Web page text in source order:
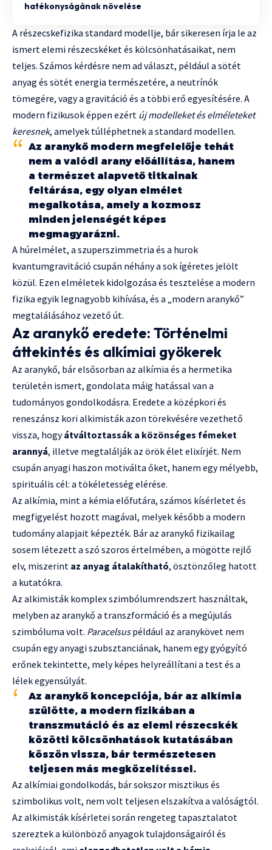
hatékonyságának növelése
A részecskefizika standard modellje, bár sikeresen írja le az
ismert elemi részecskéket és kölcsönhatásaikat, nem
teljes. Számos kérdésre nem ad választ, például a sötét
anyag és sötét energia természetére, a neutrínók
tömegére, vagy a gravitáció és a többi erő egyesítésére. A
modern fizikusok éppen ezért új modelleket és elméleteket
keresnek, amelyek túlléphetnek a standard modellen.
Az aranykő modern megfelelője tehát
nem a valódi arany előállítása, hanem
a természet alapvető titkainak
feltárása, egy olyan elmélet
megalkotása, amely a kozmosz
minden jelenségét képes
megmagyarázni.
A húrelmélet, a szuperszimmetria és a hurok
kvantumgravitáció csupán néhány a sok ígéretes jelölt
közül. Ezen elméletek kidolgozása és tesztelése a modern
fizika egyik legnagyobb kihívása, és a „modern aranykő”
megtalálásához vezető út.
Az aranykő eredete: Történelmi
áttekintés és alkímiai gyökerek
Az aranykő, bár elsősorban az alkímia és a hermetika
területén ismert, gondolata máig hatással van a
tudományos gondolkodásra. Eredete a középkori és
reneszánsz kori alkimisták azon törekvésére vezethető
vissza, hogyátváltoztassák a közönséges fémeket
arannyá, illetve megtalálják az örök élet elixírjét. Nem
csupán anyagi haszon motiválta őket, hanem egy mélyebb,
spirituális cél: a tökéletesség elérése.
Az alkímia, mint a kémia előfutára, számos kísérletet és
megfigyelést hozott magával, melyek később a modern
tudomány alapjait képezték. Bár az aranykő fizikailag
sosem létezett a szó szoros értelmében, a mögötte rejlő
elv, miszerint az anyag átalakítható, ösztönzőleg hatott
a kutatókra.
Az alkimisták komplex szimbólumrendszert használtak,
melyben az aranykő a transzformáció és a megújulás
szimbóluma volt. Paracelsuspéldául az aranykövet nem
csupán egy anyagi szubsztanciának, hanem egy gyógyító
erőnek tekintette, mely képes helyreállítani a test és a
lélek egyensúlyát.
Az aranykő koncepciója, bár az alkímia
szülötte, a modern fizikában a
transzmutáció és az elemi részecskék
közötti kölcsönhatások kutatásában
köszön vissza, bár természetesen
teljesen más megközelítéssel.
Az alkímiai gondolkodás, bár sokszor misztikus és
szimbolikus volt, nem volt teljesen elszakítva a valóságtól.
Az alkimisták kísérletei során rengeteg tapasztalatot
szereztek a különböző anyagok tulajdonságairól és